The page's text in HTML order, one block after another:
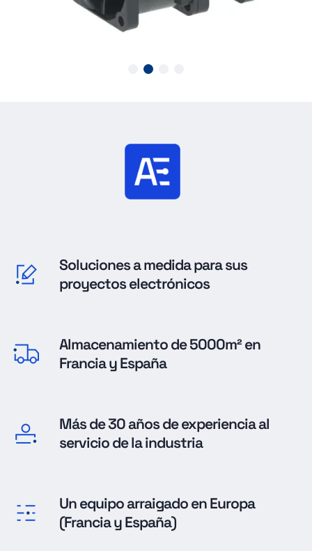
Soluciones a medida para sus
proyectos electrónicos
Almacenamiento de 5000m² en
Francia y España
Más de 30 años de experiencia al
servicio de la industria
Un equipo arraigado en Europa
(Francia y España)